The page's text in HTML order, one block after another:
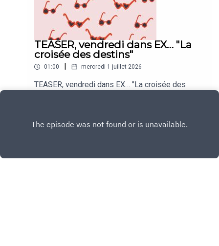
TEASER, vendredi dans EX… "La
croisée des destins"
01:00 | mercredi 1 juillet 2026
TEASER, vendredi dans EX… "La croisée des